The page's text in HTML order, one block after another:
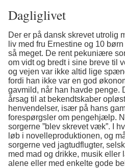
Dagliglivet
Der er på dansk skrevet utrolig
liv med fru Ernestine og 10
så meget. De rent pekuniære
om vidt og bredt i sine breve til
og vejen var ikke altid lige
fordi han ikke var en god
gavmild, når han havde penge.
årsag til at bekendtskaber
henvendelser, især på hans
forespørgsler om pengehjælp.
sorgerne ”blev skrevet væk”. I
løb i novelleproduktionen, og
sorgerne ved jagtudflugter,
med mad og drikke, musik eller
alene eller med enkelte gode